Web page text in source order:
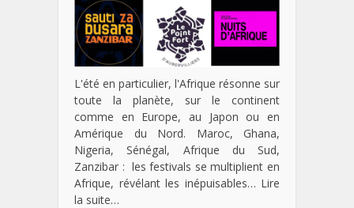
L'été en particulier, l'Afrique résonne sur
toute la planète, sur le continent
comme en Europe, au Japon ou en
Amérique du Nord. Maroc, Ghana,
Nigeria, Sénégal, Afrique du Sud,
Zanzibar : les festivals se multiplient en
Afrique, révélant les inépuisables… Lire
la suite…